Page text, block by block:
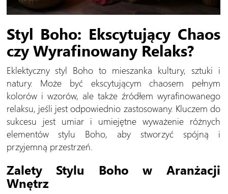
Styl Boho: Ekscytujący Chaos
czy Wyrafinowany Relaks?
Eklektyczny styl Boho to mieszanka kultury, sztuki i
natury. Może być ekscytującym chaosem pełnym
kolorów i wzorów, ale także źródłem wyrafinowanego
relaksu, jeśli jest odpowiednio zastosowany. Kluczem do
sukcesu jest umiar i umiejętne wyważenie różnych
elementów stylu Boho, aby stworzyć spójną i
przyjemną przestrzeń.
Zalety Stylu Boho w Aranżacji
Wnętrz